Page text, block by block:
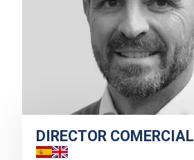
DIRECTOR COMERCIAL